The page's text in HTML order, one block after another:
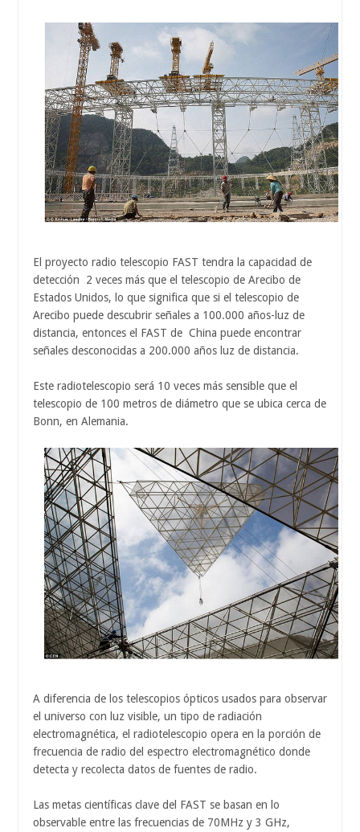
El proyecto radio telescopio FAST tendra la capacidad de
detección 2 veces más que el telescopio de Arecibo de
Estados Unidos, lo que significa que si el telescopio de
Arecibo puede descubrir señales a 100.000 años-luz de
distancia, entonces el FAST de China puede encontrar
señales desconocidas a 200.000 años luz de distancia.
Este radiotelescopio será 10 veces más sensible que el
telescopio de 100 metros de diámetro que se ubica cerca de
Bonn, en Alemania.
A diferencia de los telescopios ópticos usados para observar
el universo con luz visible, un tipo de radiación
electromagnética, el radiotelescopio opera en la porción de
frecuencia de radio del espectro electromagnético donde
detecta y recolecta datos de fuentes de radio.
Las metas científicas clave del FAST se basan en lo
observable entre las frecuencias de 70MHz y 3 GHz,